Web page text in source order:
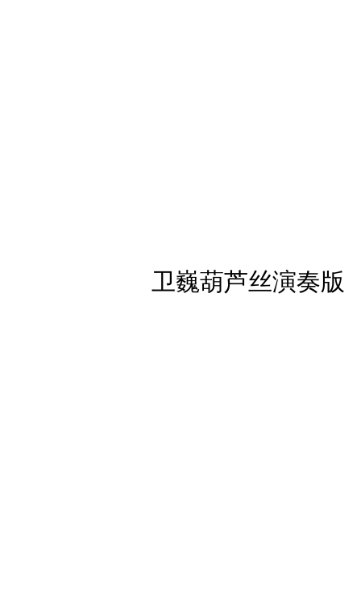
卫巍葫芦丝演奏版